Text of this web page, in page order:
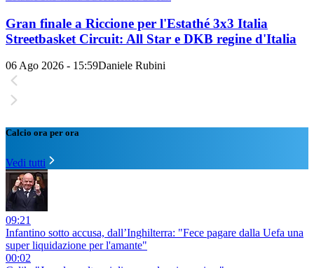
Gran finale a Riccione per l'Estathé 3x3 Italia
Streetbasket Circuit: All Star e DKB regine d'Italia
06 Ago 2026 - 15:59Daniele Rubini
Calcio ora per ora
Vedi tutti
09:21
Infantino sotto accusa, dall’Inghilterra: "Fece pagare dalla Uefa una
super liquidazione per l'amante"
00:02